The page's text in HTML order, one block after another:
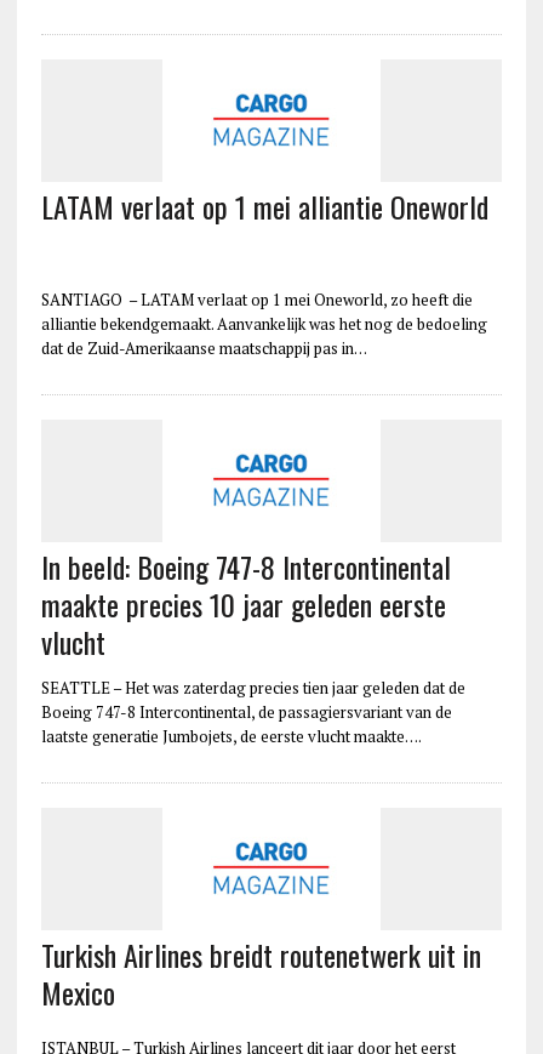
LATAM verlaat op 1 mei alliantie Oneworld
SANTIAGO – LATAM verlaat op 1 mei Oneworld, zo heeft die
alliantie bekendgemaakt. Aanvankelijk was het nog de bedoeling
dat de Zuid-Amerikaanse maatschappij pas in…
In beeld: Boeing 747-8 Intercontinental
maakte precies 10 jaar geleden eerste
vlucht
SEATTLE – Het was zaterdag precies tien jaar geleden dat de
Boeing 747-8 Intercontinental, de passagiersvariant van de
laatste generatie Jumbojets, de eerste vlucht maakte….
Turkish Airlines breidt routenetwerk uit in
Mexico
ISTANBUL – Turkish Airlines lanceert dit jaar door het eerst